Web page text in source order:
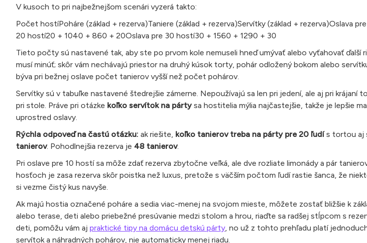
V kusoch to pri najbežnejšom scenári vyzerá takto:
Počet hostíPoháre (základ + rezerva)Taniere (základ + rezerva)Servítky (základ + rezerva)Oslava
20 hostí20 + 1040 + 860 + 20Oslava pre 30 hostí30 + 1560 + 1290 + 30
Tieto počty sú nastavené tak, aby ste po prvom kole nemuseli hneď umývať alebo vyťahovať ďalší
musí minúť; skôr vám nechávajú priestor na druhý kúsok torty, pohár odložený bokom alebo
býva pri bežnej oslave počet tanierov vyšší než počet pohárov.
Servítky sú v tabuľke nastavené štedrejšie zámerne. Nepoužívajú sa len pri jedení, ale aj pri krájaní
pri stole. Práve pri otázke koľko servítok na pártysa hostitelia mýlia najčastejšie, takže je lepšie
uprostred oslavy.
Rýchla odpoveď na častú otázku: ak riešite, koľko tanierov treba na párty pre 20 ľudís tortou aj
tanierov. Pohodlnejšia rezerva je 48 tanierov.
Pri oslave pre 10 hostí sa môže zdať rezerva zbytočne veľká, ale dve rozliate limonády a pár
hosťoch je zasa rezerva skôr poistka než luxus, pretože s väčším počtom ľudí rastie šanca, že
si vezme čistý kus navyše.
Ak majú hostia označené poháre a sedia viac-menej na svojom mieste, môžete zostať bližšie k
alebo terase, deti alebo priebežné presúvanie medzi stolom a hrou, riaďte sa radšej stĺpcom s
deti, pomôžu vám aj praktické tipy na domácu detskú párty , no už z tohto prehľadu platí
servítok a náhradných pohárov, nie automaticky menej riadu.